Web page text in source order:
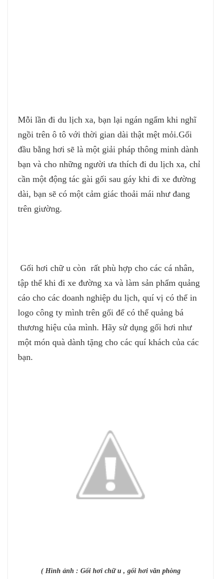
Mỗi lần đi du lịch xa, bạn lại ngán ngẩm khi nghĩ
ngồi trên ô tô với thời gian dài thật mệt mỏi.Gối
đầu bằng hơi sẽ là một giải pháp thông minh dành
bạn và cho những người ưa thích đi du lịch xa, chỉ
cần một động tác gài gối sau gáy khi đi xe đường
dài, bạn sẽ có một cảm giác thoải mái như đang
trên giường.
Gối hơi chữ u còn rất phù hợp cho các cá nhân,
tập thể khi đi xe đường xa và làm sản phẩm quảng
cáo cho các doanh nghiệp du lịch, quí vị có thể in
logo công ty mình trên gối để có thể quảng bá
thương hiệu của mình. Hãy sử dụng gối hơi như
một món quà dành tặng cho các quí khách của các
bạn.
( Hình ảnh : Gối hơi chữ u , gối hơi văn phòng